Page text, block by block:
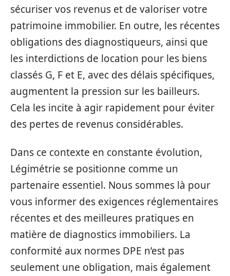
sécuriser vos revenus et de valoriser votre
patrimoine immobilier. En outre, les récentes
obligations des diagnostiqueurs, ainsi que
les interdictions de location pour les biens
classés G, F et E, avec des délais spécifiques,
augmentent la pression sur les bailleurs.
Cela les incite à agir rapidement pour éviter
des pertes de revenus considérables.
Dans ce contexte en constante évolution,
Légimétrie se positionne comme un
partenaire essentiel. Nous sommes là pour
vous informer des exigences réglementaires
récentes et des meilleures pratiques en
matière de diagnostics immobiliers. La
conformité aux normes DPE n’est pas
seulement une obligation, mais également